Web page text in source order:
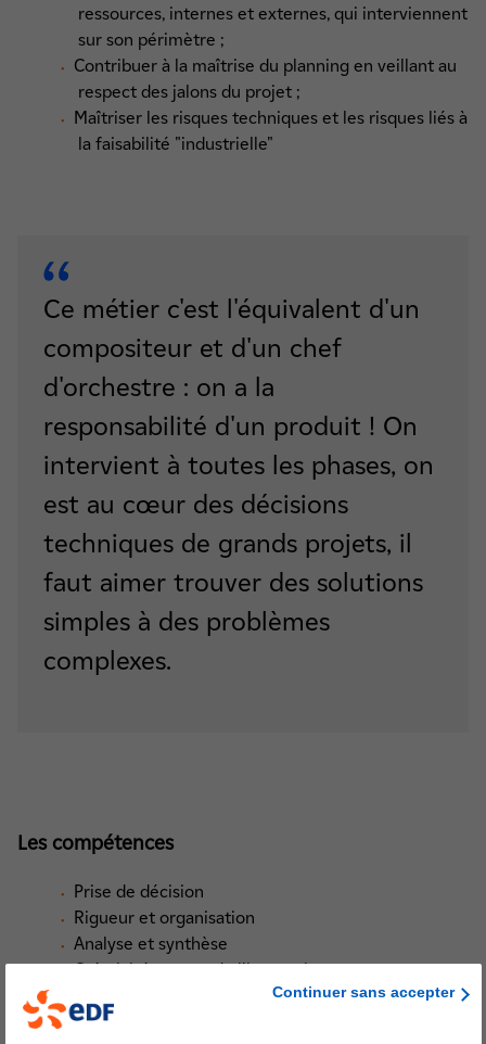
ressources, internes et externes, qui interviennent
sur son périmètre ;
Contribuer à la maîtrise du planning en veillant au
respect des jalons du projet ;
Maîtriser les risques techniques et les risques liés à
la faisabilité "industrielle"
Ce métier c'est l'équivalent d'un
compositeur et d'un chef
d'orchestre : on a la
responsabilité d'un produit ! On
intervient à toutes les phases, on
est au cœur des décisions
techniques de grands projets, il
faut aimer trouver des solutions
simples à des problèmes
complexes.
Les compétences
Prise de décision
Rigueur et organisation
Analyse et synthèse
Créativité et sens de l'innovation
Adaptabilité et flexibilité
Continuer sans accepter